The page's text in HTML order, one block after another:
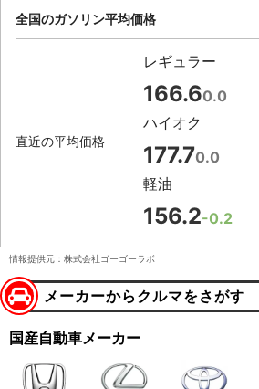
全国のガソリン平均価格
直近の平均価格
レギュラー
166.60.0
ハイオク
177.70.0
軽油
156.2-0.2
情報提供元：株式会社ゴーゴーラボ
メーカーからクルマをさがす
国産自動車メーカー